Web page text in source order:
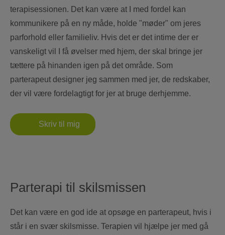
terapisessionen. Det kan være at I med fordel kan
kommunikere på en ny måde, holde "møder" om jeres
parforhold eller familieliv. Hvis det er det intime der er
vanskeligt vil I få øvelser med hjem, der skal bringe jer
tættere på hinanden igen på det område. Som
parterapeut designer jeg sammen med jer, de redskaber,
der vil være fordelagtigt for jer at bruge derhjemme.
Skriv til mig
Parterapi til skilsmissen
Det kan være en god ide at opsøge en parterapeut, hvis i
står i en svær skilsmisse. Terapien vil hjælpe jer med gå